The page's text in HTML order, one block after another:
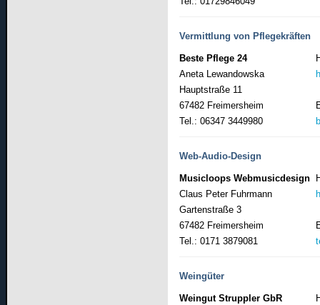
Vermittlung von Pflegekräften
Beste Pflege 24
Aneta Lewandowska
Hauptstraße 11
67482 Freimersheim
Tel.: 06347 3449980
Web-Audio-Design
Musicloops Webmusicdesign
Claus Peter Fuhrmann
Gartenstraße 3
67482 Freimersheim
Tel.: 0171 3879081
Weingüter
Weingut Struppler GbR